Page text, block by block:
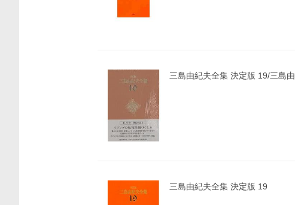
三島由紀夫全集 決定版 19/三島
三島由紀夫全集 決定版 19